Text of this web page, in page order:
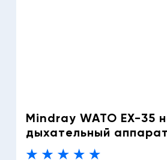
Mindray WATO EX-35
дыхательный аппарат